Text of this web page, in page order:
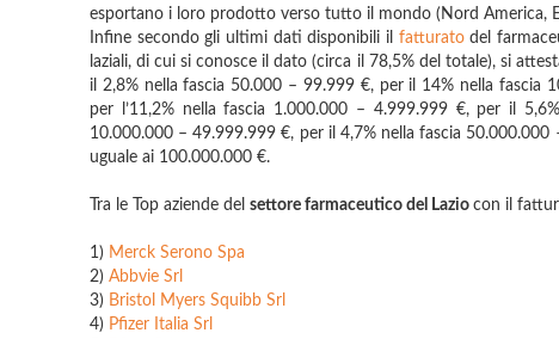
esportano i loro prodotto verso tutto il mondo (Nord America,
Infine secondo gli ultimi dati disponibili il fatturatodel
laziali, di cui si conosce il dato (circa il 78,5% del totale), si
il 2,8% nella fascia 50.000 – 99.999 €, per il 14% nella fascia
per l’11,2% nella fascia 1.000.000 – 4.999.999 €, per il
10.000.000 – 49.999.999 €, per il 4,7% nella fascia
uguale ai 100.000.000 €.
Tra le Top aziende del settore farmaceutico del Lazio con il
1) Merck Serono Spa
2) Abbvie Srl
3) Bristol Myers Squibb Srl
4) Pfizer Italia Srl